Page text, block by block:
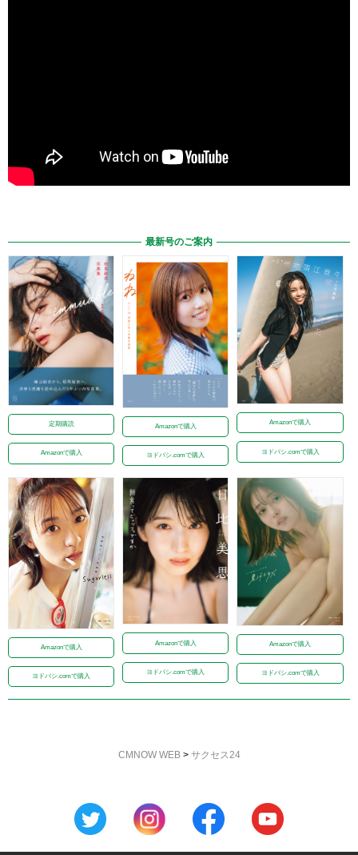
最新号のご案内
定期購読
Amazonで購入
Amazonで購入
ヨドバシ.comで購入
Amazonで購入
ヨドバシ.comで購入
Amazonで購入
ヨドバシ.comで購入
Amazonで購入
ヨドバシ.comで購入
Amazonで購入
ヨドバシ.comで購入
CMNOW WEB> サクセス24